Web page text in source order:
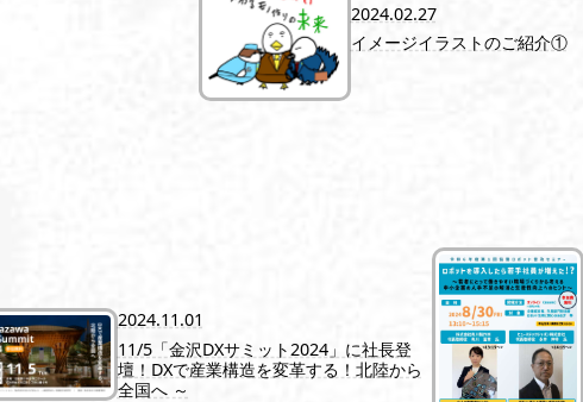
2024.02.27
イメージイラストのご紹介①
2024.11.01
11/5「金沢DXサミット2024」に社長登
壇！DXで産業構造を変革する！北陸から
全国へ ～